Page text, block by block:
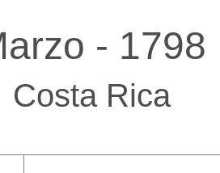
- 1798
Costa Rica